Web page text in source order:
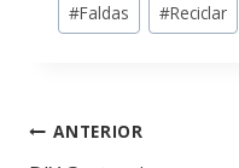
#Faldas #Reciclar
ANTERIOR